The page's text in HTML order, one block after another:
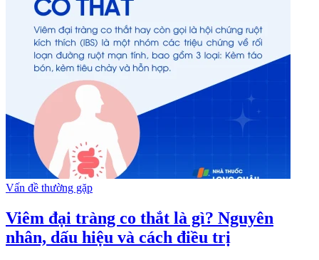
Vấn đề thường gặp
Viêm đại tràng co thắt là gì? Nguyên
nhân, dấu hiệu và cách điều trị